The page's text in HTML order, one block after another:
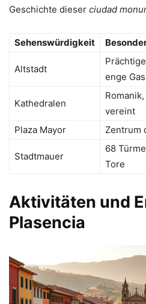
Geschichte dieser ciudad
Sehenswürdigkeit
Altstadt
Prächtige
enge
Kathedralen
vereint
Plaza Mayor
Zentrum
Stadtmauer
68
Tore
Aktivitäten und
Plasencia